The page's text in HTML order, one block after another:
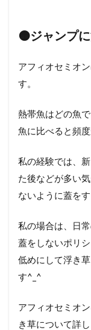
🟠ジャンプに
アフィオセミオ
す。
熱帯魚はどの魚
魚に比べると頻度
私の経験では、
た後などが多い気
ないように蓋をす
私の場合は、日
蓋をしないポリ
低めにして浮き
す^_^
アフィオセミオ
き草について詳